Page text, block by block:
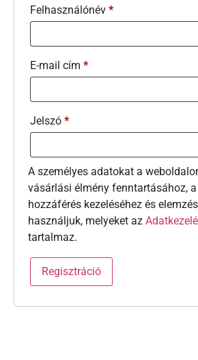
Felhasználónév *
E-mail cím *
Jelszó *
A személyes adatokat a
vásárlási élmény fenntartásához,
hozzáférés kezeléséhez és
használjuk, melyeket az
tartalmaz.
Regisztráció